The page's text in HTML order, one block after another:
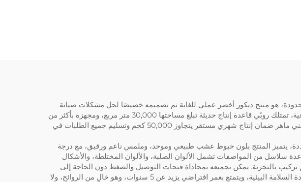
هو منتج ديكور أخضر عملي للغاية تم تصميمه خصيصًا لحل مشكلات صيانة
العشب التقليدي. وباعتبارها مصنعًا ذكيًا مصدرًا يتمتع بخبرة تزيد عن 10 سنوات في مجال النباتات الاصطناعية، تمتلك روبّي قاعدة إنتاج حديثة تبلغ مساحتها 30,000 متر مربع، ومجهزة بأكثر من
100 جهاز دقيق للحقن البلاستيكي وفريق بحث وتطوير متخصص في المواد الحيوية. ويمكن لأكثر من 300 فني ماهر ضمان إنتاج شهري مستقر يتجاوز 50,000 كجم وتسليم جميع الطلبات في
يتميز المنتج بلون خيوط عشب طبيعي وموحد، وملمس ناعم ورقيق، مع درجة
المنتج عدة سلاسل من المواصفات تشمل الألوان الصلبة، والألوان المختلطة، والأشكال
ويتبنى تصميم تركيب بالتجزئة. يمكن تجميعه بمحاذاة فتحات التوصيل والضغط دون الحاجة إلى
أدوات احترافية. وقد نجح المنتج في اجتياز اختبار مقاومة الأشعة فوق البنفسجية لمدة 20000 ساعة وشهادة السلامة البيئية، ويتمتع بعمر افتراضي يزيد عن 5 سنوات، وهو خالٍ من الروائح، ولا